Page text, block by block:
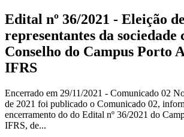
Edital nº 36/2021 - Eleição de
representantes da
Conselho do Campus Porto
IFRS
Encerrado em 29/11/2021 - Comunicado 02
de 2021 foi publicado o Comunicado 02,
encerramento do do Edital nº 36/2021 do
IFRS, de...